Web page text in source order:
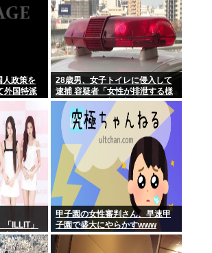
人政策を
外国特派
否www
28歳男、女子トイレに侵入して
逮捕 容疑者「女性が排泄する様
子を見たくて床に寝込んでしま
った」
ILLIT」
志時代に
甲子園の女性審判さん、早速甲
子園で盛大にやらかすwww